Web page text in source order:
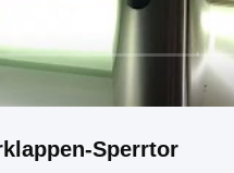
Sperrtor